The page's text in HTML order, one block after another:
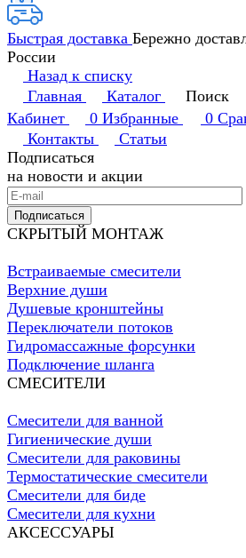
Быстрая доставка Бережно
России
Назад к списку
Главная
Каталог Поиск
Кабинет
0 Избранные 0
Контакты
Статьи
Подписаться
на новости и акции
Подписаться
СКРЫТЫЙ МОНТАЖ
Встраиваемые смесители
Верхние души
Душевые кронштейны
Переключатели потоков
Гидромассажные форсунки
Подключение шланга
СМЕСИТЕЛИ
Смесители для ванной
Гигиенические души
Смесители для раковины
Термостатические смесители
Смесители для биде
Смесители для кухни
АКСЕССУАРЫ